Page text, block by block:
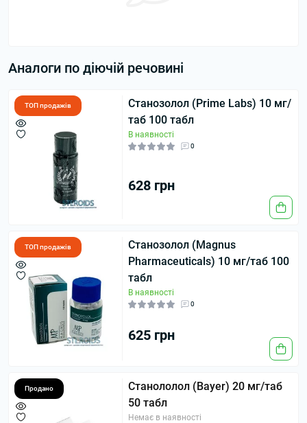
Аналоги по діючій речовині
ТОП продажів
Станозолол (Prime Labs) 10 мг/
таб 100 табл
В наявності
0
628 грн
ТОП продажів
Станозолол (Magnus
Pharmaceuticals) 10 мг/таб 100
табл
В наявності
0
625 грн
Продано
Станололол (Bayer) 20 мг/таб
50 табл
Немає в наявності